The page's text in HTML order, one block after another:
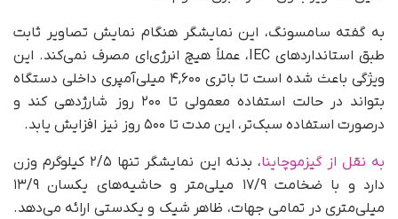
به‌ گفته سامسونگ، این نمایشگر هنگام نمایش تصاویر ثابت
طبق استانداردهای IEC، عملاً هیچ‌ انرژی‌ای مصرف نمی‌کند. این
ویژگی باعث شده است تا باتری ۴,۶۰۰ میلی‌آمپری داخلی دستگاه
بتواند در حالت استفاده معمولی تا ۲۰۰ روز شارژدهی کند و
درصورت استفاده سبک‌تر، این مدت تا ۵۰۰ روز نیز افزایش یابد.
به نقل از گیزموچاینا
، بدنه‌ این نمایشگر تنها ۲/۵ کیلوگرم وزن
دارد و با ضخامت ۱۷/۹ میلی‌متر و حاشیه‌های یکسان ۱۳/۹
میلی‌متری در تمامی جهات، ظاهر شیک و یکدستی ارائه می‌دهد.